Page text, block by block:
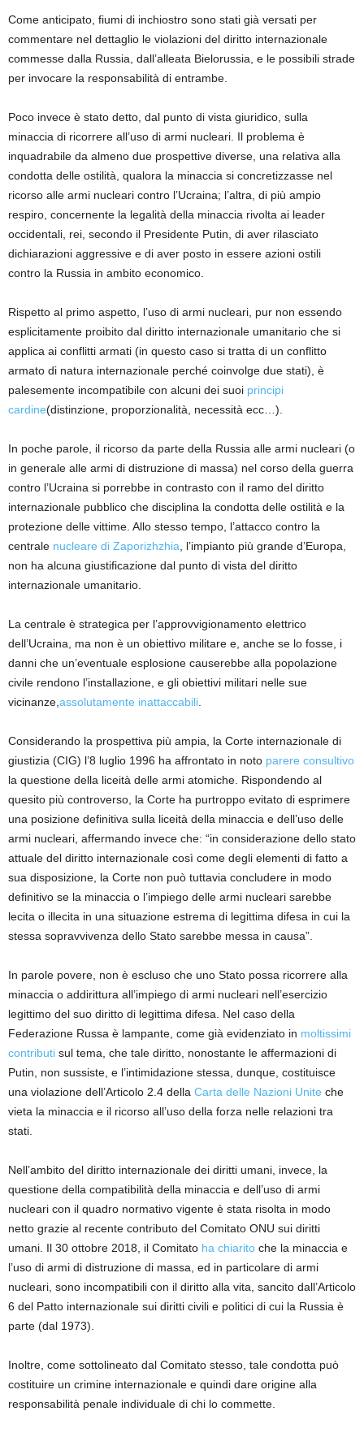
Come anticipato, fiumi di inchiostro sono stati già versati per
commentare nel dettaglio le violazioni del diritto internazionale
commesse dalla Russia, dall’alleata Bielorussia, e le possibili strade
per invocare la responsabilità di entrambe.
Poco invece è stato detto, dal punto di vista giuridico, sulla
minaccia di ricorrere all’uso di armi nucleari. Il problema è
inquadrabile da almeno due prospettive diverse, una relativa alla
condotta delle ostilità, qualora la minaccia si concretizzasse nel
ricorso alle armi nucleari contro l’Ucraina; l’altra, di più ampio
respiro, concernente la legalità della minaccia rivolta ai leader
occidentali, rei, secondo il Presidente Putin, di aver rilasciato
dichiarazioni aggressive e di aver posto in essere azioni ostili
contro la Russia in ambito economico.
Rispetto al primo aspetto, l’uso di armi nucleari, pur non essendo
esplicitamente proibito dal diritto internazionale umanitario che si
applica ai conflitti armati (in questo caso si tratta di un conflitto
armato di natura internazionale perché coinvolge due stati), è
palesemente incompatibile con alcuni dei suoi principi
cardine(distinzione, proporzionalità, necessità ecc…).
In poche parole, il ricorso da parte della Russia alle armi nucleari (o
in generale alle armi di distruzione di massa) nel corso della guerra
contro l’Ucraina si porrebbe in contrasto con il ramo del diritto
internazionale pubblico che disciplina la condotta delle ostilità e la
protezione delle vittime. Allo stesso tempo, l’attacco contro la
centrale nucleare di Zaporizhzhia, l’impianto più grande d’Europa,
non ha alcuna giustificazione dal punto di vista del diritto
internazionale umanitario.
La centrale è strategica per l’approvvigionamento elettrico
dell’Ucraina, ma non è un obiettivo militare e, anche se lo fosse, i
danni che un’eventuale esplosione causerebbe alla popolazione
civile rendono l’installazione, e gli obiettivi militari nelle sue
vicinanze,assolutamente inattaccabili.
Considerando la prospettiva più ampia, la Corte internazionale di
giustizia (CIG) l’8 luglio 1996 ha affrontato in noto parere consultivo
la questione della liceità delle armi atomiche. Rispondendo al
quesito più controverso, la Corte ha purtroppo evitato di esprimere
una posizione definitiva sulla liceità della minaccia e dell’uso delle
armi nucleari, affermando invece che: “in considerazione dello stato
attuale del diritto internazionale così come degli elementi di fatto a
sua disposizione, la Corte non può tuttavia concludere in modo
definitivo se la minaccia o l’impiego delle armi nucleari sarebbe
lecita o illecita in una situazione estrema di legittima difesa in cui la
stessa sopravvivenza dello Stato sarebbe messa in causa”.
In parole povere, non è escluso che uno Stato possa ricorrere alla
minaccia o addirittura all’impiego di armi nucleari nell’esercizio
legittimo del suo diritto di legittima difesa. Nel caso della
Federazione Russa è lampante, come già evidenziato in moltissimi
contributi sul tema, che tale diritto, nonostante le affermazioni di
Putin, non sussiste, e l’intimidazione stessa, dunque, costituisce
una violazione dell’Articolo 2.4 della Carta delle Nazioni Unite che
vieta la minaccia e il ricorso all’uso della forza nelle relazioni tra
stati.
Nell’ambito del diritto internazionale dei diritti umani, invece, la
questione della compatibilità della minaccia e dell’uso di armi
nucleari con il quadro normativo vigente è stata risolta in modo
netto grazie al recente contributo del Comitato ONU sui diritti
umani. Il 30 ottobre 2018, il Comitato ha chiarito che la minaccia e
l’uso di armi di distruzione di massa, ed in particolare di armi
nucleari, sono incompatibili con il diritto alla vita, sancito dall’Articolo
6 del Patto internazionale sui diritti civili e politici di cui la Russia è
parte (dal 1973).
Inoltre, come sottolineato dal Comitato stesso, tale condotta può
costituire un crimine internazionale e quindi dare origine alla
responsabilità penale individuale di chi lo commette.